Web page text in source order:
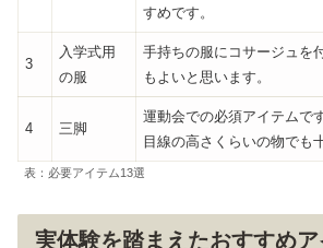
すめです。
3
入学式用
の服
手持ちの服にコサージュを
もよいと思います。
4 三脚
運動会での必須アイテムです
目線の高さくらいの物でも
表：必要アイテム13選
実体験を踏まえたおすすめ